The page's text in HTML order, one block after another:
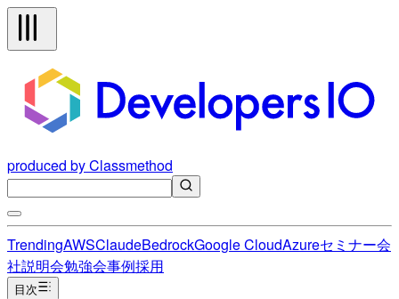
produced by Classmethod
TrendingAWSClaudeBedrockGoogle CloudAzureセミナー会
社説明会勉強会事例採用
目次